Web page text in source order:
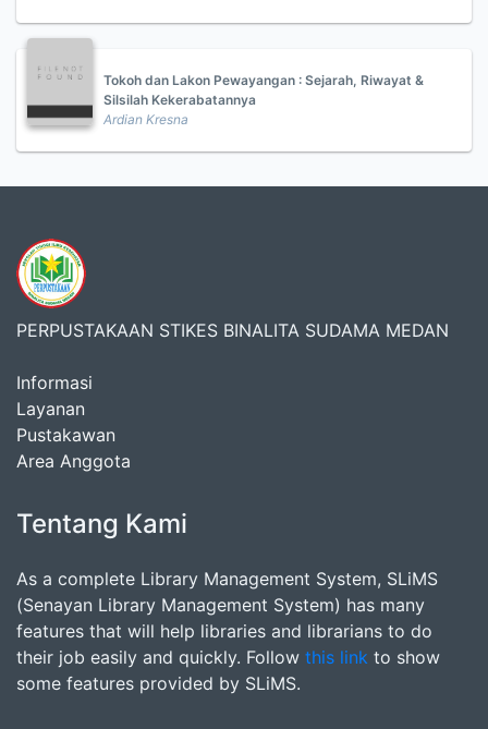
Tokoh dan Lakon Pewayangan : Sejarah, Riwayat &
Silsilah Kekerabatannya
Ardian Kresna
PERPUSTAKAAN STIKES BINALITA SUDAMA MEDAN
Informasi
Layanan
Pustakawan
Area Anggota
Tentang Kami
As a complete Library Management System, SLiMS
(Senayan Library Management System) has many
features that will help libraries and librarians to do
their job easily and quickly. Follow this link to show
some features provided by SLiMS.